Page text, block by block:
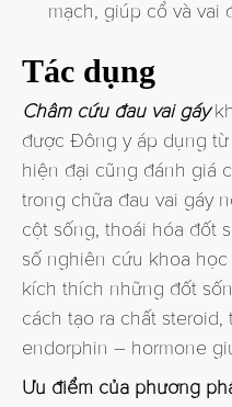
mạch, giúp cổ và vai
Tác dụng
Châm cứu đau vai gáy
được Đông y áp dụng
hiện đại cũng đánh giá
trong chữa đau vai gáy
cột sống, thoái hóa đốt
số nghiên cứu khoa
kích thích những đốt
cách tạo ra chất steroid,
endorphin – hormone
Ưu điểm của phương